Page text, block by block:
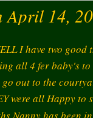
April 14,
I have two good
all 4 fer baby's to
out to the
were all Happy to
Nanny has been